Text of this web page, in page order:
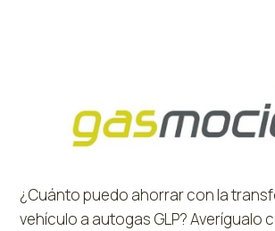
¿Cuánto puedo ahorrar con la
vehículo a autogas GLP? Averígualo